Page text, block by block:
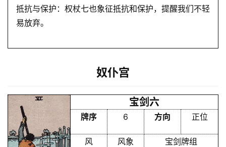
理
解
A
务
登录 注册
抵抗与保护：权杖七也象征抵抗和保护，提醒我们不轻
易放弃。
奴仆宫
宝剑六
牌序 6 方向 正位
风 风象 宝剑牌组